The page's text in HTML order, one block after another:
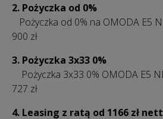
2. Pożyczka od 0%
Pożyczka od 0% na OMODA E5
900 zł
3. Pożyczka 3x33 0%
Pożyczka 3x33 0% OMODA E5
727 zł
4. Leasing z ratą od 1166 zł